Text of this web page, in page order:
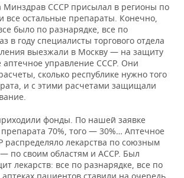
Минздрав СССР присылал в регионы по
все остальные препараты. Конечно,
было по разнарядке, все по
в году специалисты торгового отдела
выезжали в Москву — на защиту
аптечное управление СССР. Они
сколько республике нужно того
и с этими расчетами защищали
фонды. По нашей заявке
препарата 70%, того — 30%… Аптечное
распределяло лекарства по союзным
по своим областям и АССР. Был
лекарств: все по разнарядке, все по